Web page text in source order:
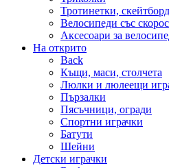
Тротинетки,
Велосипеди със
Аксесоари за
На открито
Back
Къщи, маси, столчета
Люлки и люлеещи
Пързалки
Пясъчници, огради
Спортни играчки
Батути
Шейни
Детски играчки